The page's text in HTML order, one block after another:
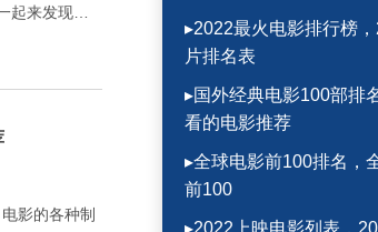
来发现。
影的各种制
▸2022最火电影排行榜
片排名表
▸国外经典电影100部排
看的电影推荐
▸全球电影前100排名，
前100
▸2022上映电影列表，